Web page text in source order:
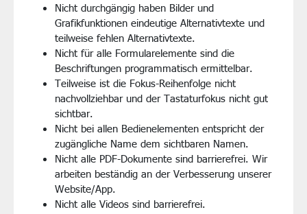
Nicht durchgängig haben Bilder und
Grafikfunktionen eindeutige Alternativtexte und
teilweise fehlen Alternativtexte.
Nicht für alle Formularelemente sind die
Beschriftungen programmatisch ermittelbar.
Teilweise ist die Fokus-Reihenfolge nicht
nachvollziehbar und der Tastaturfokus nicht gut
sichtbar.
Nicht bei allen Bedienelementen entspricht der
zugängliche Name dem sichtbaren Namen.
Nicht alle PDF-Dokumente sind barrierefrei. Wir
arbeiten beständig an der Verbesserung unserer
Website/App.
Nicht alle Videos sind barrierefrei.